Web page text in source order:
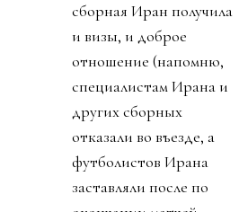
сборная Иран получила
и визы, и доброе
отношение (напомню,
специалистам Ирана и
других сборных
отказали во въезде, а
футболистов Ирана
заставляли после по